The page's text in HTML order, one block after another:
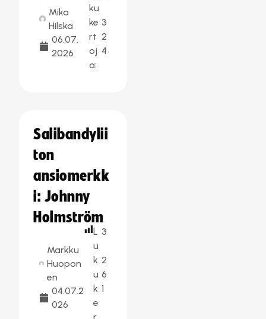
Mika
Hilska
06.07.
2026
ku
ke
rt
oj
a:
3
2
4
Salibandylii
ton
ansiomerkk
i: Johnny
Holmström
Markku
Huopon
en
04.07.2
026
L
u
k
u
k
e
3
2
6
1